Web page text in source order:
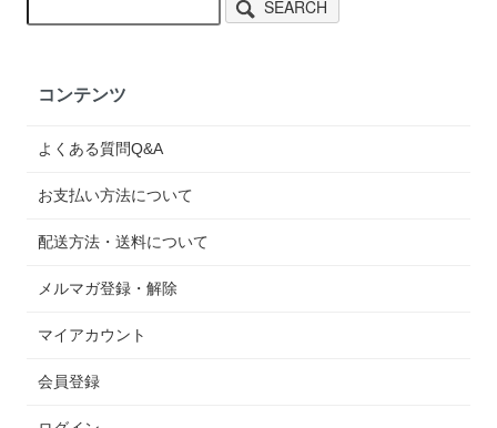
SEARCH
コンテンツ
よくある質問Q&A
お支払い方法について
配送方法・送料について
メルマガ登録・解除
マイアカウント
会員登録